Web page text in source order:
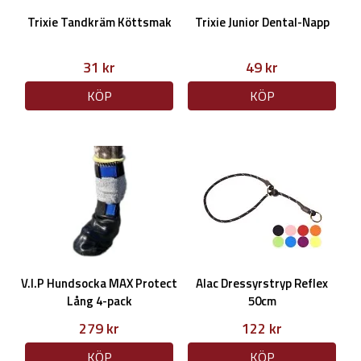
Trixie Tandkräm Köttsmak
31 kr
KÖP
Trixie Junior Dental-Napp
49 kr
KÖP
V.I.P Hundsocka MAX Protect
Lång 4-pack
279 kr
KÖP
Alac Dressyrstryp Reflex
50cm
122 kr
KÖP